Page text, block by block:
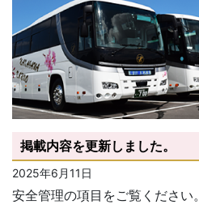
掲載内容を更新しました。
2025年6月11日
安全管理の項目をご覧ください。